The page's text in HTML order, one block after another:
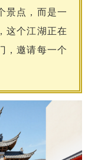
景点，而是一
这个江湖正在
，邀请每一个